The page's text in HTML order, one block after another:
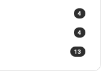
4
4
13